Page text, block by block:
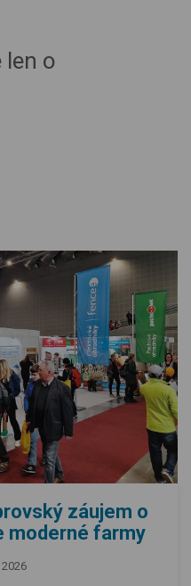
len o
záujem o
moderné farmy
2026